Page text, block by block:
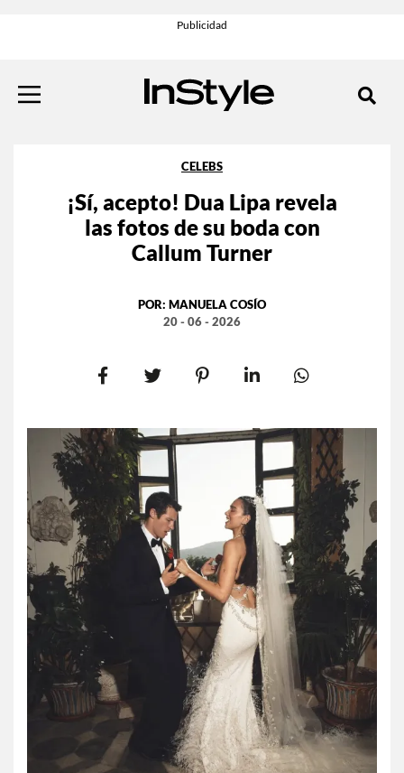
CELEBS
¡Sí, acepto! Dua Lipa revela
las fotos de su boda con
Callum Turner
POR: MANUELA COSÍO
20 - 06 - 2026